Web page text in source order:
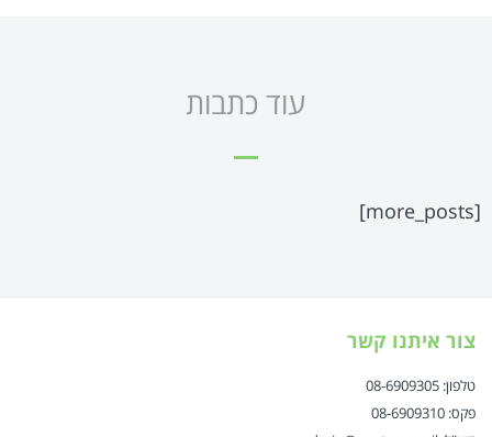
עוד כתבות
[more_posts]
צור איתנו קשר
טלפון: 08-6909305
פקס: 08-6909310